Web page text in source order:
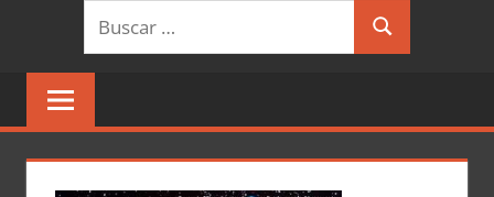
Buscar:
Buscar